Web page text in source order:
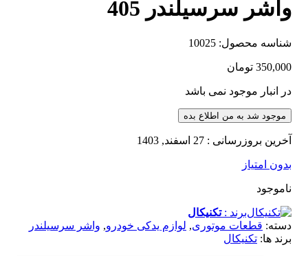
سرسیلندر 405
محصول:10025
تومان
موجود نمی باشد
به من اطلاع بده
: 27 اسفند, 1403
برند :تکنیکال
موتوری,لوازم یدکی خودرو,واشر سرسیلندر
تکنیکال